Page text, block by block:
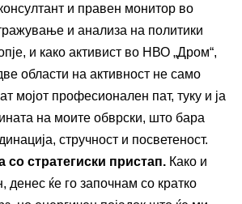
и правен монитор во
и анализа на политики
и како активист во НВО „Дром“,
области на активност не само
мојот професионален пат, туку и ја
на моите обврски, што бара
стручност и посветеност.
со стратегиски пристап. Како и
денес ќе го започнам со кратко